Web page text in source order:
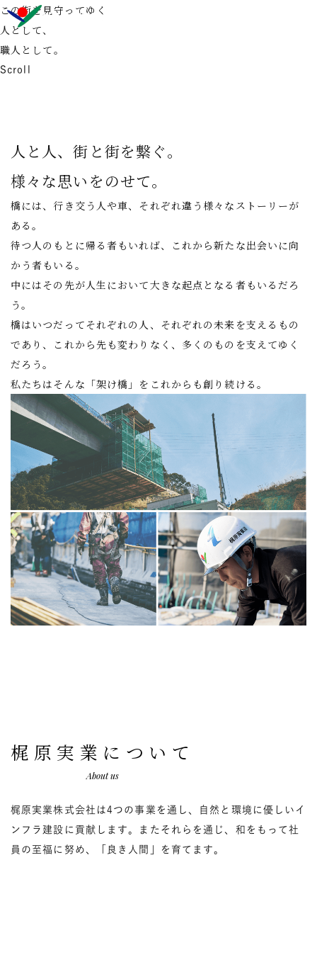
この街を見守ってゆく
人として、
職人として。
Scroll
人と人、街と街を繋ぐ。
様々な思いをのせて。
橋には、行き交う人や車、それぞれ違う様々なストーリーが
ある。
待つ人のもとに帰る者もいれば、これから新たな出会いに向
かう者もいる。
中にはその先が人生において大きな起点となる者もいるだろ
う。
橋はいつだってそれぞれの人、それぞれの未来を支えるもの
であり、
これから先も変わりなく、多くのものを支えてゆく
だろう。
私たちはそんな「架け橋」をこれからも創り続ける。
梶原実業について
About us
梶原実業株式会社は4つの事業を通し、自然と環境に優しいイ
ンフラ建設に貢献します。またそれらを通じ、和をもって社
員の至福に努め、「良き人間」を育てます。